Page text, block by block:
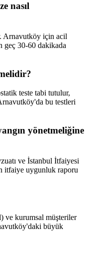
nasıl
Arnavutköy için acil
geç 30-60 dakikada
teste tabi tutulur,
bu testleri
yönetmeliğine
ve İstanbul İtfaiyesi
itfaiye uygunluk raporu
ve kurumsal müşteriler
büyük